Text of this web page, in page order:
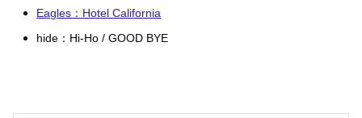
Eagles：Hotel California
hide：Hi-Ho / GOOD BYE